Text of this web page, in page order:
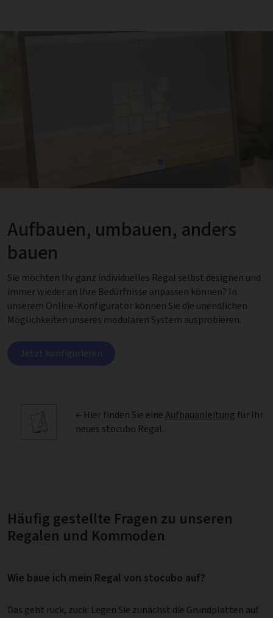
Aufbauen, umbauen, anders
bauen
Sie möchten Ihr ganz individuelles Regal selbst designen und
immer wieder an Ihre Bedürfnisse anpassen können? In
unserem Online-Konfigurator können Sie die unendlichen
Möglichkeiten unseres modularen System ausprobieren.
Jetzt konfigurieren
← Hier finden Sie eineAufbauanleitung für Ihr
neues stocubo Regal.
Häufig gestellte Fragen zu unseren
Regalen und Kommoden
Wie baue ich mein Regal von stocubo auf?
Das geht ruck, zuck: Legen Sie zunächst die Grundplatten auf